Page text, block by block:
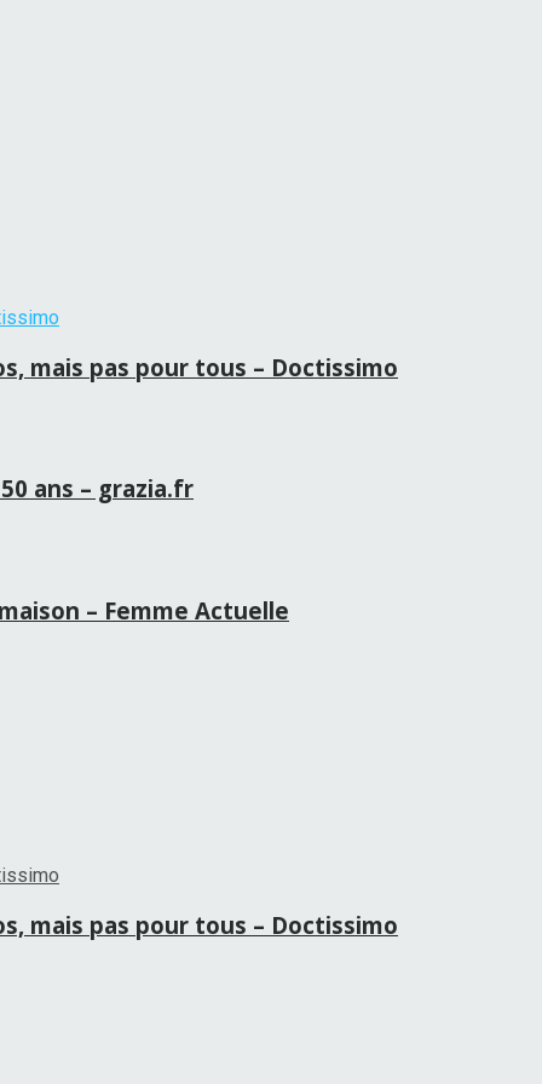
mais pas pour tous – Doctissimo
ans – grazia.fr
– Femme Actuelle
mais pas pour tous – Doctissimo